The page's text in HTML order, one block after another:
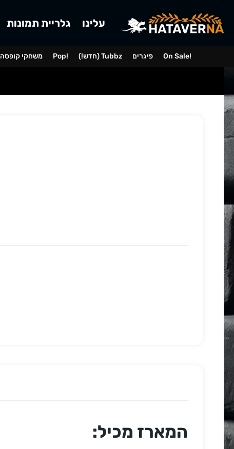
גלריית תמונות עלינו
משחקי קופסה Pop! (!חדש) Tubbz פיגרים On Sale!
המארז מכיל: